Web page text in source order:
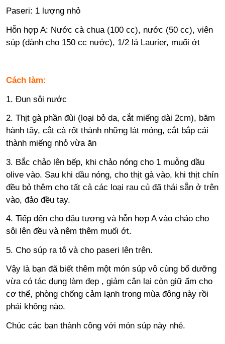
Paseri: 1 lượng nhỏ
Hỗn hợp A: Nước cà chua (100 cc), nước (50 cc), viên
súp (dành cho 150 cc nước), 1/2 lá Laurier, muối ớt
Cách làm:
1. Đun sôi nước
2. Thịt gà phần đùi (loại bỏ da, cắt miếng dài 2cm), băm
hành tây, cắt cà rốt thành những lát mỏng, cắt bắp cải
thành miếng nhỏ vừa ăn
3. Bắc chảo lên bếp, khi chảo nóng cho 1 muỗng dầu
olive vào. Sau khi dầu nóng, cho thịt gà vào, khi thịt chín
đều bỏ thêm cho tất cả các loại rau củ đã thái sẵn ở trên
vào, đảo đều tay.
4. Tiếp đến cho đậu tương và hỗn hợp A vào chảo cho
sôi lên đều và nêm thêm muối ớt.
5. Cho súp ra tô và cho paseri lên trên.
Vậy là bạn đã biết thêm một món súp vô cùng bổ dưỡng
vừa có tác dụng làm đẹp , giảm cân lại còn giữ ấm cho
cơ thể, phòng chống cảm lạnh trong mùa đông này rồi
phải không nào.
Chúc các bạn thành công với món súp này nhé.